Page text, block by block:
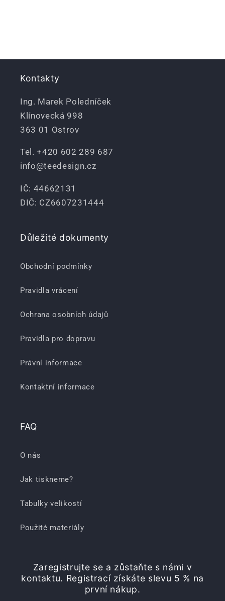
Kontakty
Ing. Marek Poledníček
Klínovecká 998
363 01 Ostrov
Tel. +420 602 289 687
info@teedesign.cz
IČ: 44662131
DIČ: CZ6607231444
Důležité dokumenty
Obchodní podmínky
Pravidla vrácení
Ochrana osobních údajů
Pravidla pro dopravu
Právní informace
Kontaktní informace
FAQ
O nás
Jak tiskneme?
Tabulky velikostí
Použité materiály
Zaregistrujte se a zůstaňte s námi v
kontaktu. Registrací získáte slevu 5 % na
první nákup.